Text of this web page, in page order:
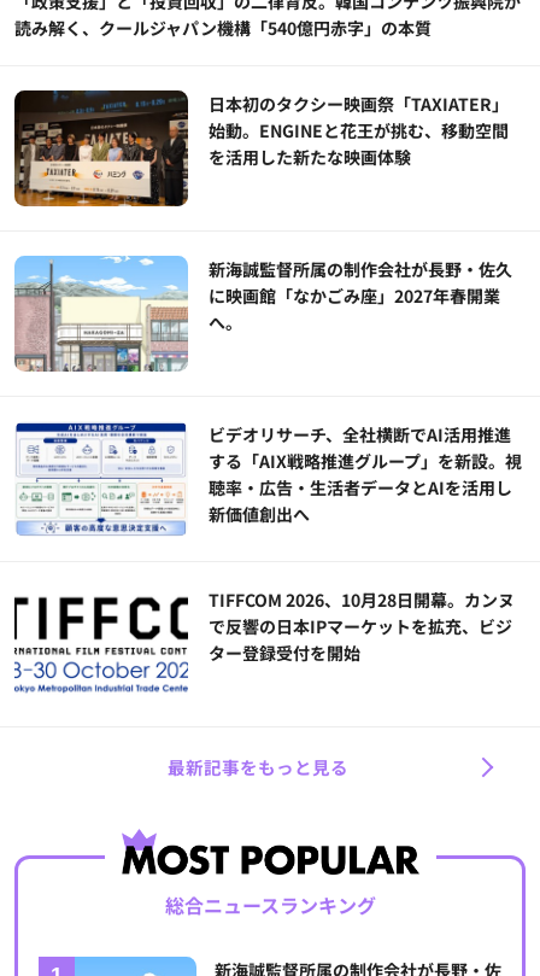
読み解く、クールジャパン機構「540億円赤字」の本質
日本初のタクシー映画祭「TAXIATER」
始動。ENGINEと花王が挑む、移動空間
を活用した新たな映画体験
新海誠監督所属の制作会社が長野・佐久
に映画館「なかごみ座」2027年春開業
へ。
ビデオリサーチ、全社横断でAI活用推進
する「AIX戦略推進グループ」を新設。視
聴率・広告・生活者データとAIを活用し
新価値創出へ
TIFFCOM 2026、10月28日開幕。カンヌ
で反響の日本IPマーケットを拡充、ビジ
ター登録受付を開始
最新記事をもっと見る
総合ニュースランキング
新海誠監督所属の制作会社が長野・佐